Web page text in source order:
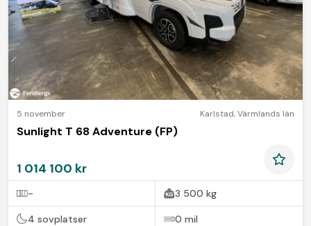
5 november Karlstad,Värmlands län
Sunlight T 68 Adventure (FP)
1 014 100 kr
- 3 500 kg
4 sovplatser 0 mil